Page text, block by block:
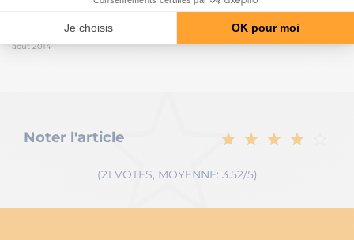
(DARU Journal of Pharmaceutical Sciences, 22: 40, 2014) Muscular Development
août 2014
Noter l'article
(21 VOTES, MOYENNE: 3.52/5)